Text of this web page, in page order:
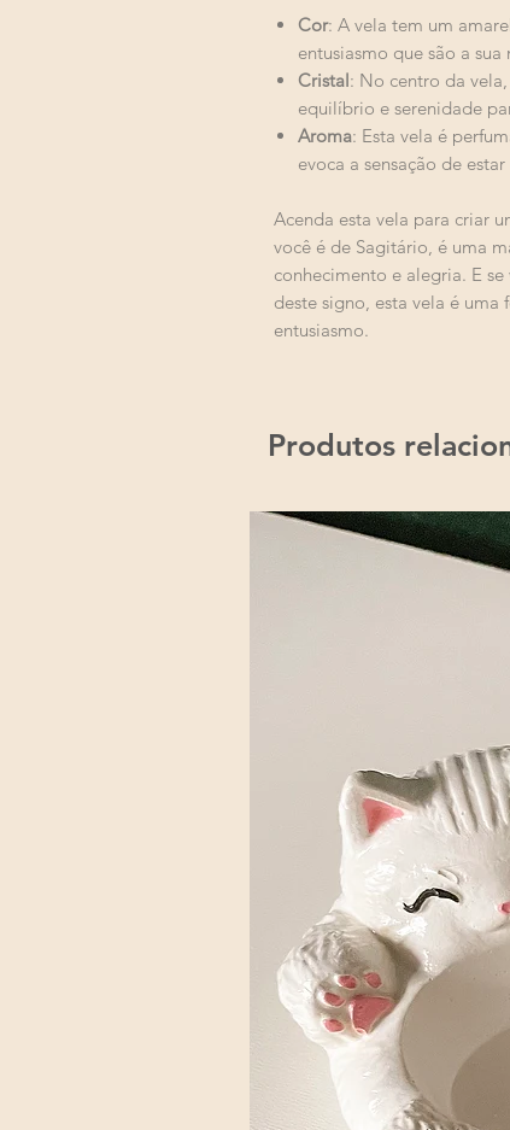
Cor: A vela tem um
entusiasmo que são a
Cristal: No centro da
equilíbrio e serenidade
Aroma: Esta vela é
evoca a sensação de
Acenda esta vela para criar
você é de Sagitário, é uma
conhecimento e alegria. E
deste signo, esta vela é
entusiasmo.
Produtos